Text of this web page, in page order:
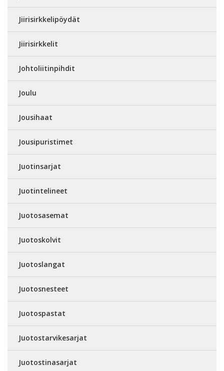
Jiirisirkkelipöydät
Jiirisirkkelit
Johtoliitinpihdit
Joulu
Jousihaat
Jousipuristimet
Juotinsarjat
Juotintelineet
Juotosasemat
Juotoskolvit
Juotoslangat
Juotosnesteet
Juotospastat
Juotostarvikesarjat
Juotostinasarjat